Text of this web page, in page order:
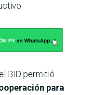
BID permitió
para